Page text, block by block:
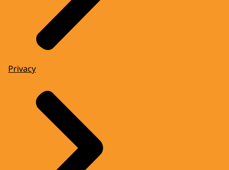
Privacy